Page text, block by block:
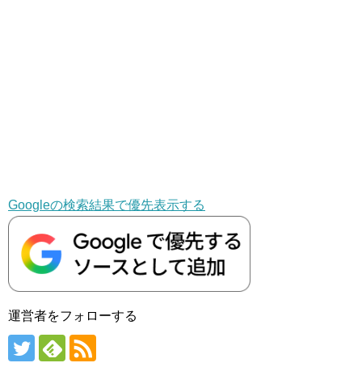
Googleの検索結果で優先表示する
運営者をフォローする